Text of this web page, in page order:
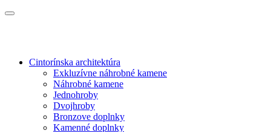
Cintorínska architektúra
Exkluzívne náhrobné kamene
Náhrobné kamene
Jednohroby
Dvojhroby
Bronzove doplnky
Kamenné doplnky